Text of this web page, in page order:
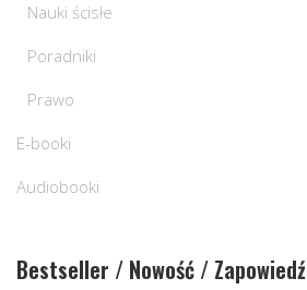
Nauki ścisłe
Poradniki
Prawo
E-booki
Audiobooki
Bestseller / Nowość / Zapowiedź